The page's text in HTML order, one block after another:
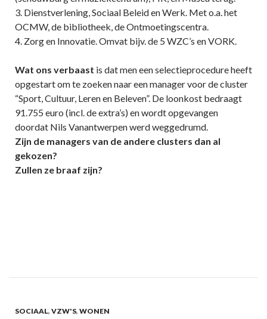
3. Dienstverlening, Sociaal Beleid en Werk. Met o.a. het
OCMW, de bibliotheek, de Ontmoetingscentra.
4. Zorg en Innovatie. Omvat bijv. de 5 WZC’s en VORK.
Wat ons verbaast is dat men een selectieprocedure heeft
opgestart om te zoeken naar een manager voor de cluster
“Sport, Cultuur, Leren en Beleven”. De loonkost bedraagt
91.755 euro (incl. de extra’s) en wordt opgevangen
doordat Nils Vanantwerpen werd weggedrumd.
Zijn de managers van de andere clusters dan al
gekozen?
Zullen ze braaf zijn?
SOCIAAL, VZW'S, WONEN